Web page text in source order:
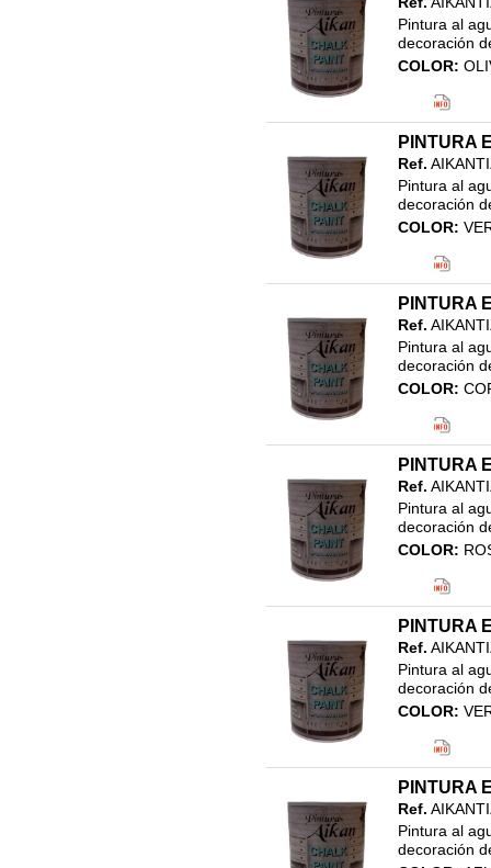
Pintura al
decoración
COLOR:
21.EFECTO
PINTURA
PINTURA
Ref.
Pintura al
decoración
COLOR:
21.EFECTO
PINTURA
PINTURA
Ref.
Pintura al
decoración
COLOR:
21.EFECTO
PINTURA
PINTURA
Ref.
Pintura al
decoración
COLOR:
21.EFECTO
PINTURA
PINTURA
Ref.
Pintura al
decoración
COLOR:
21.EFECTO
PINTURA
PINTURA
Ref.
Pintura al
decoración